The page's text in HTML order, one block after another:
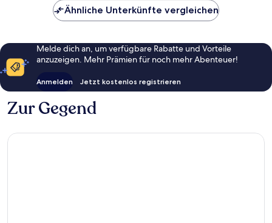
Ähnliche Unterkünfte vergleichen
Melde dich an, um verfügbare Rabatte und Vorteile
anzuzeigen. Mehr Prämien für noch mehr Abenteuer!
Anmelden Jetzt kostenlos registrieren
Zur Gegend